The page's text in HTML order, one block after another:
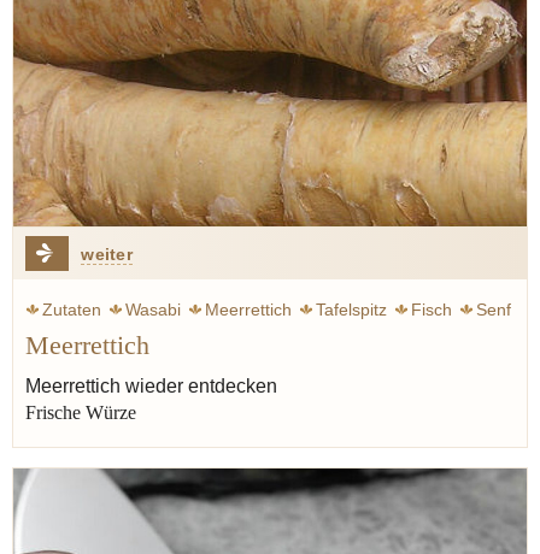
weiter
Zutaten Wasabi Meerrettich Tafelspitz Fisch
Senf
Meerrettich
Meerrettich wieder entdecken
Frische Würze